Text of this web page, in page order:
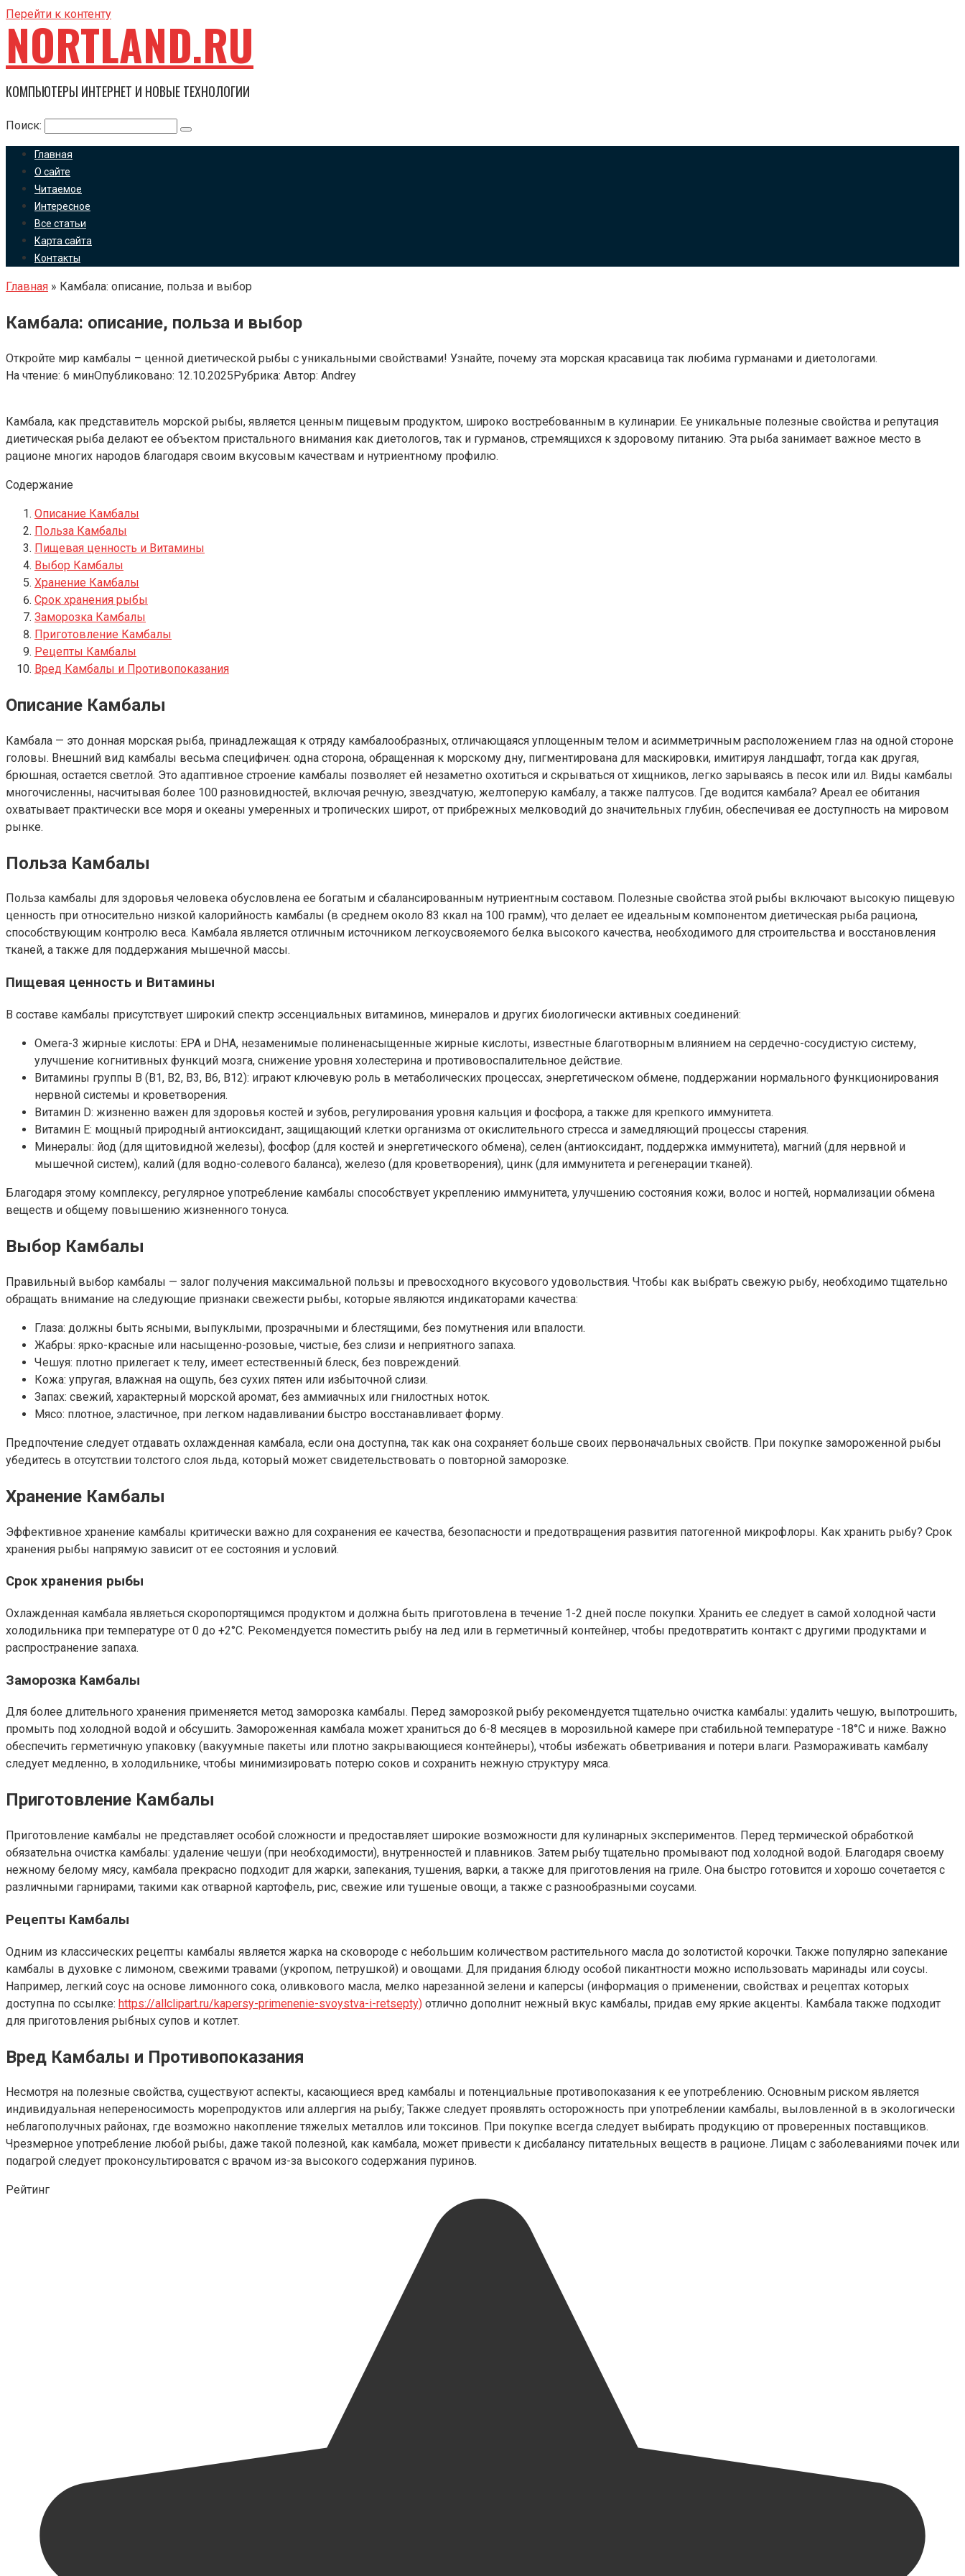
Перейти к контенту
NORTLAND.RU
КОМПЬЮТЕРЫ ИНТЕРНЕТ И НОВЫЕ ТЕХНОЛОГИИ
Поиск:
Главная
О сайте
Читаемое
Интересное
Все статьи
Карта сайта
Контакты
Главная » Камбала: описание, польза и выбор
Камбала: описание, польза и выбор
Откройте мир камбалы – ценной диетической рыбы с уникальными свойствами! Узнайте, почему эта морская красавица так любима гурманами и диетологами.
На чтение: 6 минОпубликовано: 12.10.2025Рубрика: Автор: Andrey
Камбала, как представитель морской рыбы, является ценным пищевым продуктом, широко востребованным в кулинарии. Ее уникальные полезные свойства и репутация
диетическая рыба делают ее объектом пристального внимания как диетологов, так и гурманов, стремящихся к здоровому питанию. Эта рыба занимает важное место в
рационе многих народов благодаря своим вкусовым качествам и нутриентному профилю.
Содержание
Описание Камбалы
Польза Камбалы
Пищевая ценность и Витамины
Выбор Камбалы
Хранение Камбалы
Срок хранения рыбы
Заморозка Камбалы
Приготовление Камбалы
Рецепты Камбалы
Вред Камбалы и Противопоказания
Описание Камбалы
Камбала — это донная морская рыба, принадлежащая к отряду камбалообразных, отличающаяся уплощенным телом и асимметричным расположением глаз на одной стороне
головы. Внешний вид камбалы весьма специфичен: одна сторона, обращенная к морскому дну, пигментирована для маскировки, имитируя ландшафт, тогда как другая,
брюшная, остается светлой. Это адаптивное строение камбалы позволяет ей незаметно охотиться и скрываться от хищников, легко зарываясь в песок или ил. Виды камбалы
многочисленны, насчитывая более 100 разновидностей, включая речную, звездчатую, желтоперую камбалу, а также палтусов. Где водится камбала? Ареал ее обитания
охватывает практически все моря и океаны умеренных и тропических широт, от прибрежных мелководий до значительных глубин, обеспечивая ее доступность на мировом
рынке.
Польза Камбалы
Польза камбалы для здоровья человека обусловлена ее богатым и сбалансированным нутриентным составом. Полезные свойства этой рыбы включают высокую пищевую
ценность при относительно низкой калорийность камбалы (в среднем около 83 ккал на 100 грамм), что делает ее идеальным компонентом диетическая рыба рациона,
способствующим контролю веса. Камбала является отличным источником легкоусвояемого белка высокого качества, необходимого для строительства и восстановления
тканей, а также для поддержания мышечной массы.
Пищевая ценность и Витамины
В составе камбалы присутствует широкий спектр эссенциальных витаминов, минералов и других биологически активных соединений:
Омега-3 жирные кислоты: EPA и DHA, незаменимые полиненасыщенные жирные кислоты, известные благотворным влиянием на сердечно-сосудистую систему,
улучшение когнитивных функций мозга, снижение уровня холестерина и противовоспалительное действие.
Витамины группы B (B1, B2, B3, B6, B12): играют ключевую роль в метаболических процессах, энергетическом обмене, поддержании нормального функционирования
нервной системы и кроветворения.
Витамин D: жизненно важен для здоровья костей и зубов, регулирования уровня кальция и фосфора, а также для крепкого иммунитета.
Витамин E: мощный природный антиоксидант, защищающий клетки организма от окислительного стресса и замедляющий процессы старения.
Минералы: йод (для щитовидной железы), фосфор (для костей и энергетического обмена), селен (антиоксидант, поддержка иммунитета), магний (для нервной и
мышечной систем), калий (для водно-солевого баланса), железо (для кроветворения), цинк (для иммунитета и регенерации тканей).
Благодаря этому комплексу, регулярное употребление камбалы способствует укреплению иммунитета, улучшению состояния кожи, волос и ногтей, нормализации обмена
веществ и общему повышению жизненного тонуса.
Выбор Камбалы
Правильный выбор камбалы — залог получения максимальной пользы и превосходного вкусового удовольствия. Чтобы как выбрать свежую рыбу, необходимо тщательно
обращать внимание на следующие признаки свежести рыбы, которые являются индикаторами качества:
Глаза: должны быть ясными, выпуклыми, прозрачными и блестящими, без помутнения или впалости.
Жабры: ярко-красные или насыщенно-розовые, чистые, без слизи и неприятного запаха.
Чешуя: плотно прилегает к телу, имеет естественный блеск, без повреждений.
Кожа: упругая, влажная на ощупь, без сухих пятен или избыточной слизи.
Запах: свежий, характерный морской аромат, без аммиачных или гнилостных ноток.
Мясо: плотное, эластичное, при легком надавливании быстро восстанавливает форму.
Предпочтение следует отдавать охлажденная камбала, если она доступна, так как она сохраняет больше своих первоначальных свойств. При покупке замороженной рыбы
убедитесь в отсутствии толстого слоя льда, который может свидетельствовать о повторной заморозке.
Хранение Камбалы
Эффективное хранение камбалы критически важно для сохранения ее качества, безопасности и предотвращения развития патогенной микрофлоры. Как хранить рыбу? Срок
хранения рыбы напрямую зависит от ее состояния и условий.
Срок хранения рыбы
Охлажденная камбала являеться скоропортящимся продуктом и должна быть приготовлена в течение 1-2 дней после покупки. Хранить ее следует в самой холодной части
холодильника при температуре от 0 до +2°C. Рекомендуется поместить рыбу на лед или в герметичный контейнер, чтобы предотвратить контакт с другими продуктами и
распространение запаха.
Заморозка Камбалы
Для более длительного хранения применяется метод заморозка камбалы. Перед заморозкой рыбу рекомендуется тщательно очистка камбалы: удалить чешую, выпотрошить,
промыть под холодной водой и обсушить. Замороженная камбала может храниться до 6-8 месяцев в морозильной камере при стабильной температуре -18°C и ниже. Важно
обеспечить герметичную упаковку (вакуумные пакеты или плотно закрывающиеся контейнеры), чтобы избежать обветривания и потери влаги. Размораживать камбалу
следует медленно, в холодильнике, чтобы минимизировать потерю соков и сохранить нежную структуру мяса.
Приготовление Камбалы
Приготовление камбалы не представляет особой сложности и предоставляет широкие возможности для кулинарных экспериментов. Перед термической обработкой
обязательна очистка камбалы: удаление чешуи (при необходимости), внутренностей и плавников. Затем рыбу тщательно промывают под холодной водой. Благодаря своему
нежному белому мясу, камбала прекрасно подходит для жарки, запекания, тушения, варки, а также для приготовления на гриле. Она быстро готовится и хорошо сочетается с
различными гарнирами, такими как отварной картофель, рис, свежие или тушеные овощи, а также с разнообразными соусами.
Рецепты Камбалы
Одним из классических рецепты камбалы является жарка на сковороде с небольшим количеством растительного масла до золотистой корочки. Также популярно запекание
камбалы в духовке с лимоном, свежими травами (укропом, петрушкой) и овощами. Для придания блюду особой пикантности можно использовать маринады или соусы.
Например, легкий соус на основе лимонного сока, оливкового масла, мелко нарезанной зелени и каперсы (информация о применении, свойствах и рецептах которых
доступна по ссылке: https://allclipart.ru/kapersy-primenenie-svoystva-i-retsepty) отлично дополнит нежный вкус камбалы, придав ему яркие акценты. Камбала также подходит
для приготовления рыбных супов и котлет.
Вред Камбалы и Противопоказания
Несмотря на полезные свойства, существуют аспекты, касающиеся вред камбалы и потенциальные противопоказания к ее употреблению. Основным риском является
индивидуальная непереносимость морепродуктов или аллергия на рыбу; Также следует проявлять осторожность при употреблении камбалы, выловленной в в экологически
неблагополучных районах, где возможно накопление тяжелых металлов или токсинов. При покупке всегда следует выбирать продукцию от проверенных поставщиков.
Чрезмерное употребление любой рыбы, даже такой полезной, как камбала, может привести к дисбалансу питательных веществ в рационе. Лицам с заболеваниями почек или
подагрой следует проконсультироватся с врачом из-за высокого содержания пуринов.
Рейтинг